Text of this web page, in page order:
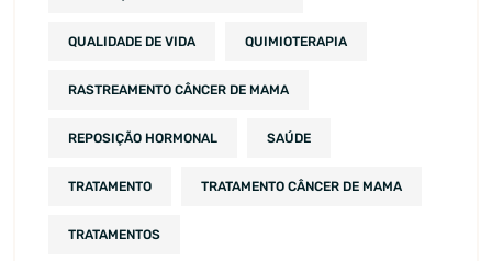
QUALIDADE DE VIDA QUIMIOTERAPIA
RASTREAMENTO CÂNCER DE MAMA
REPOSIÇÃO HORMONAL SAÚDE
TRATAMENTO TRATAMENTO CÂNCER DE MAMA
TRATAMENTOS